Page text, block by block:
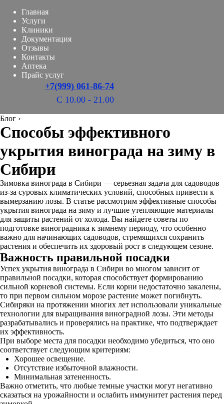
Главная
Услуги
Клиники
Документация
Отзывы
Контакты
Аптека
Прайс услуг
+7(999) 061-86-74
С 10.00 - 21.00
Блог ›
Способы эффективного
укрытия винограда на зиму в
Сибири
Зимовка винограда в Сибири — серьезная задача для садоводов
из-за суровых климатических условий, способных привести к
вымерзанию лозы. В статье рассмотрим эффективные способы
укрытия винограда на зиму и лучшие утепляющие материалы
для защиты растений от холода. Вы найдете советы по
подготовке виноградника к зимнему периоду, что особенно
важно для начинающих садоводов, стремящихся сохранить
растения и обеспечить их здоровый рост в следующем сезоне.
Важность правильной посадки
Успех укрытия винограда в Сибири во многом зависит от
правильной посадки, которая способствует формированию
сильной корневой системы. Если корни недостаточно закалены,
то при первом сильном морозе растение может погибнуть.
Сибиряки на протяжении многих лет использовали уникальные
технологии для выращивания виноградной лозы. Эти методы
разрабатывались и проверялись на практике, что подтверждает
их эффективность.
При выборе места для посадки необходимо убедиться, что оно
соответствует следующим критериям:
Хорошее освещение.
Отсутствие избыточной влажности.
Минимальная затененность.
Важно отметить, что любые темные участки могут негативно
сказаться на урожайности и ослабить иммунитет растения перед